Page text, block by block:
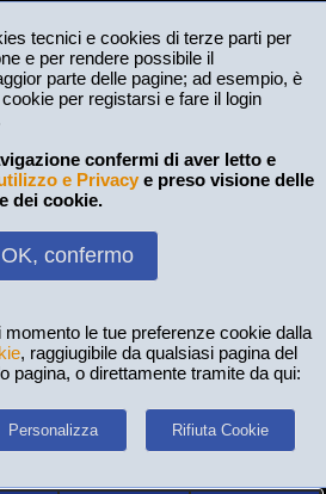
tecnici e cookies di terze parti per
e per rendere possibile il
parte delle pagine; ad esempio, è
per registarsi e fare il login
confermi di aver letto e
e Privacy e preso visione delle
dei cookie.
OK, confermo
le tue preferenze cookie dalla
, raggiugibile da qualsiasi pagina del
pagina, o direttamente tramite da qui:
Personalizza Rifiuta Cookie